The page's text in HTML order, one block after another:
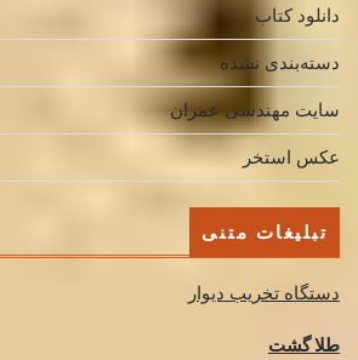
دانلود کتاب
دسته‌بندی نشده
سایت مهندسی عمران
عکس استخر
تبلیغات متنی
دستگاه تخریب دیوار
طلا گشت